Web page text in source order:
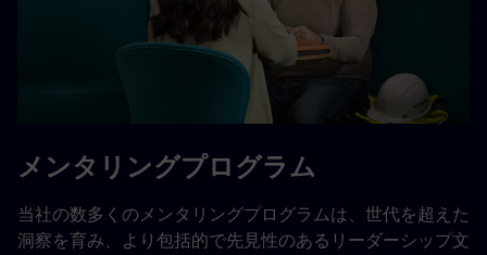
メンタリングプログラム
当社の数多くのメンタリングプログラムは、世代を超えた
洞察を育み、より包括的で先見性のあるリーダーシップ文